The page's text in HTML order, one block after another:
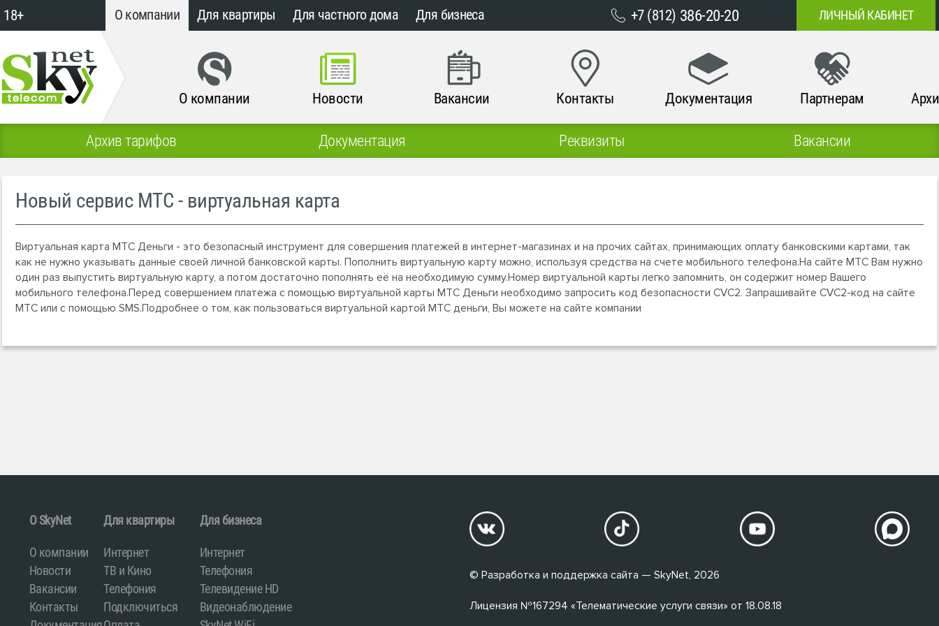
18+ О компании Для квартиры Для частного дома Для бизнеса +7 (812) 386-20-20 ЛИЧНЫЙ КАБИНЕТ
О компании Новости Вакансии Контакты Документация Партнерам
Архив тарифов Документация Реквизиты Вакансии
Новый сервис МТС - виртуальная карта
Виртуальная карта МТС Деньги - это безопасный инструмент для совершения платежей в интернет-магазинах и на прочих сайтах, принимающих оплату банковскими картами, так
как не нужно указывать данные своей личной банковской карты. Пополнить виртуальную карту можно, используя средства на счете мобильного телефона.На сайте МТС Вам нужно
один раз выпустить виртуальную карту, а потом достаточно пополнять её на необходимую сумму.Номер виртуальной карты легко запомнить, он содержит номер Вашего
мобильного телефона.Перед совершением платежа с помощью виртуальной карты МТС Деньги необходимо запросить код безопасности CVC2. Запрашивайте CVC2-код на сайте
МТС или с помощью SMS.Подробнее о том, как пользоваться виртуальной картой МТС деньги, Вы можете на сайте компании
O SkyNet
О компании
Новости
Вакансии
Контакты
Для квартиры
Интернет
ТВ и Кино
Телефония
Подключиться
Для бизнеса
Интернет
Телефония
Телевидение HD
Видеонаблюдение
© Разработка и поддержка сайта — SkyNet, 2026
Лицензия №167294 «Телематические услуги связи» от 18.08.18